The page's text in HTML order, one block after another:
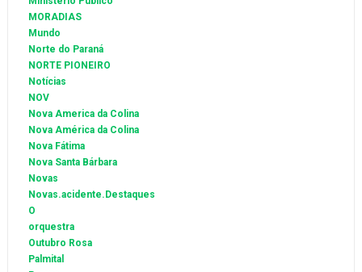
MORADIAS
Mundo
Norte do Paraná
NORTE PIONEIRO
Notícias
NOV
Nova America da Colina
Nova América da Colina
Nova Fátima
Nova Santa Bárbara
Novas
Novas.acidente.Destaques
O
orquestra
Outubro Rosa
Palmital